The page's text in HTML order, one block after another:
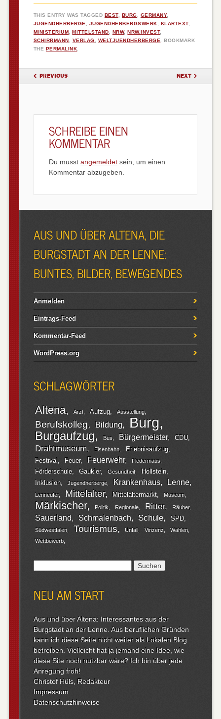
THIS ENTRY WAS TAGGED BEST, BURG GERMANY,
JUGENDHERBERGE
JUGENDHERBERGSWERK KLARTEXT,
MINISTERIUM ,MITTELSTAND NRW,NRW.INVEST,
SCHIRRMANN
VERLAG WELTJUENDHERBERGE
. BOOKMARK
THE PERMALINK
POST NAVIGATION
PREVIOUS NEXT
SCHREIBE EINEN
KOMMENTAR
Du musst angemeldetsein, um einen
Kommentar abzugeben.
AUS UND ÜBER ALTENA, DIE
BURGSTADT AN DER LENNE:
BUNTES, BILDER, BEWEGENDES
Anmelden
Eintrags-Feed
Kommentar-Feed
WordPress.org
SCHLAGWÖRTER
Altena Arzt Aufzug Ausstellung
Berufskolleg Bildung Burg
Burgaufzug Bus Bürgermeister CDU
Drahtmuseum Eisenbahn
Erlebnisaufzug
Festival
Feuer Feuerwehr Fledermaus
Förderschule Gaukler Gesundheit
Hollstein
Inklusion
Jugendherberge Krankenhaus Lenne
Lenneufer Mittelalter Mittelaltermarkt Museum
Märkischer Politik Regionale Ritter Räuber
Sauerland Schmalenbach Schule SPD
Südwestfalen Tourismus Unfall Vinzenz
Wahlen
Wettbewerb
NEU AM START
Aus und über Altena: Interessantes aus der
Burgstadt an der Lenne. Aus beruflichen Gründen
kann ich diese Seite nicht weiter als Lokalen Blog
betreiben. Vielleicht hat ja jemand eine Idee, wie
diese Site noch nutzbar wäre? Ich bin über jede
Anregung froh!
Christof Hüls, Redakteur
Impressum
Datenschutzhinweise